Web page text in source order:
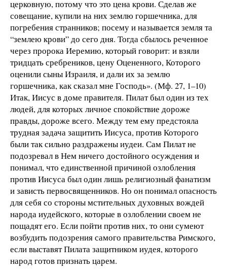
церковную, потому что это цена крови. Сделав же
совещание, купили на них землю горшечника, для
погребения странников; посему и называется земля та
“землею крови” до сего дня. Тогда сбылось реченное
через пророка Иеремию, который говорит: и взяли
тридцать сребреников, цену Оцененного, Которого
оценили сыны Израиля, и дали их за землю
горшечника, как сказал мне Господь». (Мф. 27, 1–10)
Итак, Иисус в доме правителя. Пилат был один из тех
людей, для которых личное спокойствие дороже
правды, дороже всего. Между тем ему предстояла
трудная задача защитить Иисуса, против Которого
были так сильно раздражены иудеи. Сам Пилат не
подозревал в Нем ничего достойного осуждения и
понимал, что единственной причиной озлобления
против Иисуса был один лишь религиозный фанатизм
и зависть первосвященников. Но он понимал опасность
для себя со стороны мстительных духовных вождей
народа иудейского, которые в озлоблении своем не
пощадят его. Если пойти против них, то они сумеют
возбудить подозрения самого правительства Римского,
если выставят Пилата защитником иудея, которого
народ готов признать царем.